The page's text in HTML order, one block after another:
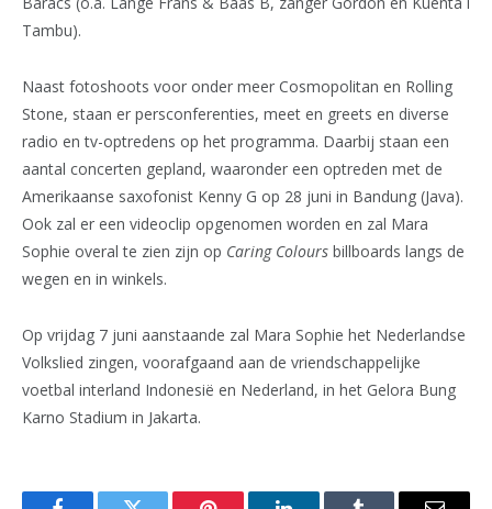
Tambu).
Naast fotoshoots voor onder meer Cosmopolitan en Rolling
Stone, staan er persconferenties, meet en greets en diverse
radio en tv-optredens op het programma. Daarbij staan een
aantal concerten gepland, waaronder een optreden met de
Amerikaanse saxofonist Kenny G op 28 juni in Bandung (Java).
Ook zal er een videoclip opgenomen worden en zal Mara
Sophie overal te zien zijn op Caring Colours billboards langs de
wegen en in winkels.
Op vrijdag 7 juni aanstaande zal Mara Sophie het Nederlandse
Volkslied zingen, voorafgaand aan de vriendschappelijke
voetbal interland Indonesië en Nederland, in het Gelora Bung
Karno Stadium in Jakarta.